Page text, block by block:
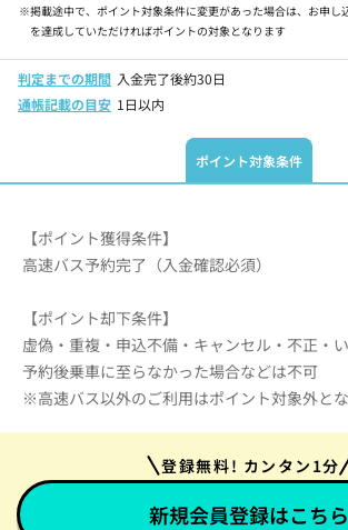
※掲載途中で、ポイント対象条件に変更があった場合は、お申し
を達成していただければポイントの対象となります
判定までの期間 入金完了後約30日
通帳記載の目安 1日以内
ポイント対象条件
【ポイント獲得条件】
高速バス予約完了（入金確認必須）
【ポイント却下条件】
虚偽・重複・申込不備・キャンセル・不正・
予約後乗車に至らなかった場合などは不可
※高速バス以外のご利用はポイント対象外とな
登録無料! カンタン1分
新規会員登録はこちら